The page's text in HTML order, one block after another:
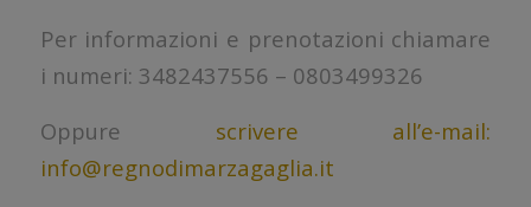
Per informazioni e prenotazioni chiamare
i numeri: 3482437556 – 0803499326
Oppure scrivere all’e-mail:
info@regnodimarzagaglia.it